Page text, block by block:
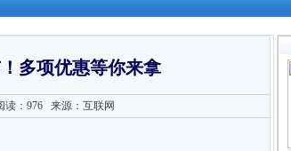
多项优惠等你来拿
读：976 来源：互联网